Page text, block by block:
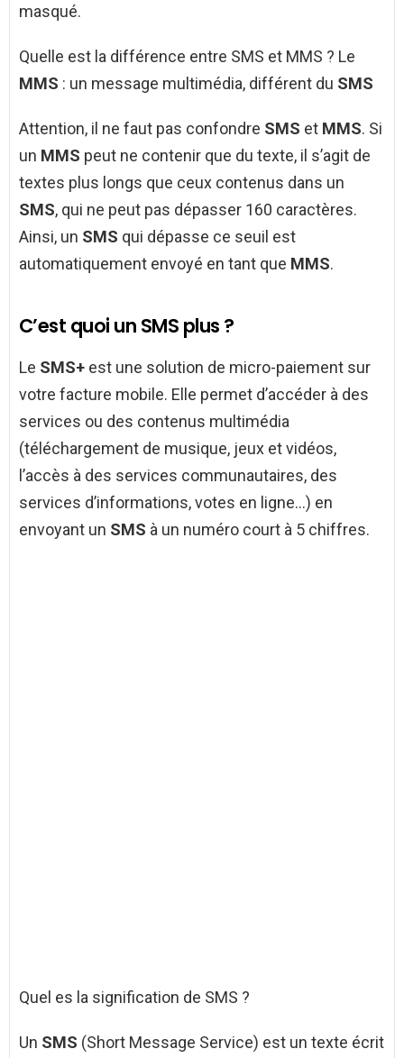
masqué.
Quelle est la différence entre SMS et MMS ? Le
MMS : un message multimédia, différent du SMS
Attention, il ne faut pas confondre SMS et MMS. Si
un MMS peut ne contenir que du texte, il s’agit de
textes plus longs que ceux contenus dans un
SMS, qui ne peut pas dépasser 160 caractères.
Ainsi, un SMS qui dépasse ce seuil est
automatiquement envoyé en tant que MMS.
C’est quoi un SMS plus ?
Le SMS+ est une solution de micro-paiement sur
votre facture mobile. Elle permet d’accéder à des
services ou des contenus multimédia
(téléchargement de musique, jeux et vidéos,
l’accès à des services communautaires, des
services d’informations, votes en ligne…) en
envoyant un SMS à un numéro court à 5 chiffres.
Quel es la signification de SMS ?
Un SMS (Short Message Service) est un texte écrit